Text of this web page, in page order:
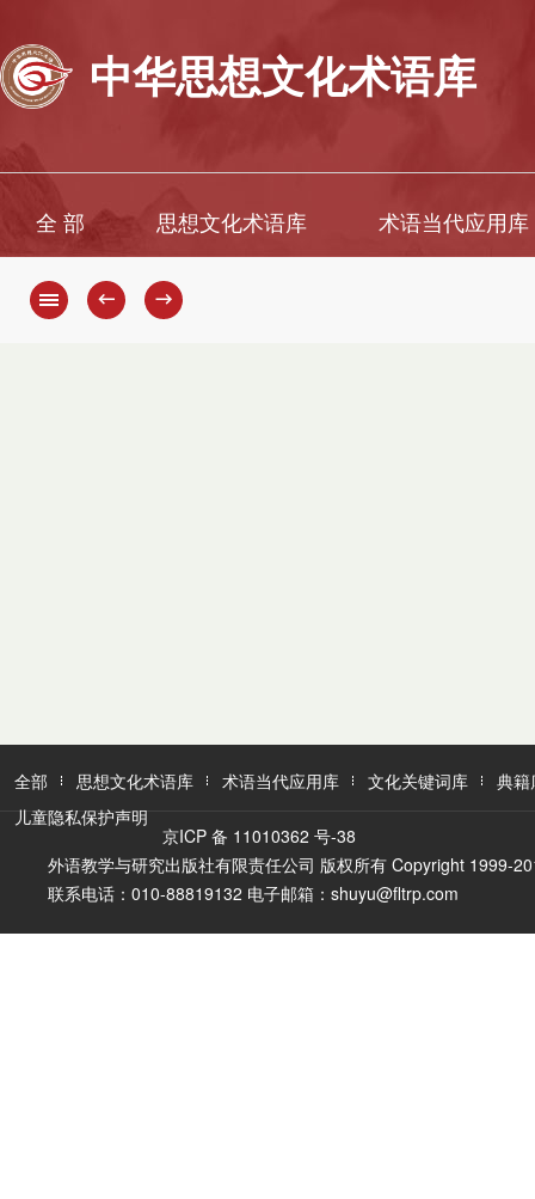
中华思想文化术语库
全 部 思想文化术语库 术语当代应用库
← →
全部 思想文化术语库 术语当代应用库 文化关键词库
典籍
儿童隐私保护声明
京ICP 备 11010362 号-38
外语教学与研究出版社有限责任公司 版权所有 Copyright 1999-
联系电话：010-88819132 电子邮箱：shuyu@fltrp.com